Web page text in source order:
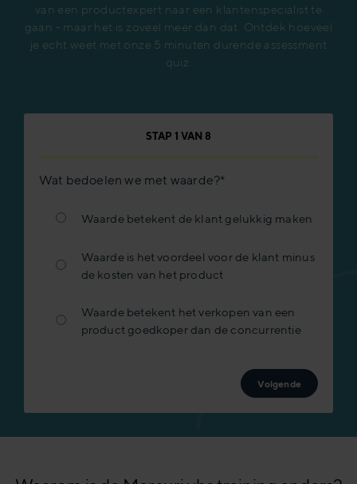
van een productexpert naar een klantenspecialist te
gaan - maar het is zoveel meer dan dat. Ontdek hoeveel
je echt weet met onze 5 minuten durende assessment
quiz.
STAP 1 VAN 8
Wat bedoelen we met waarde?*
Waarde betekent de klant gelukkig maken
Waarde is het voordeel voor de klant minus
de kosten van het product
Waarde betekent het verkopen van een
product goedkoper dan de concurrentie